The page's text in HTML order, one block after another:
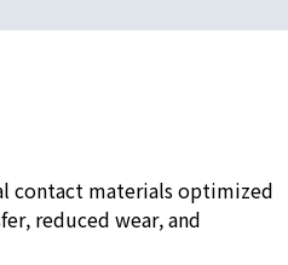
contact materials optimized
reduced wear, and